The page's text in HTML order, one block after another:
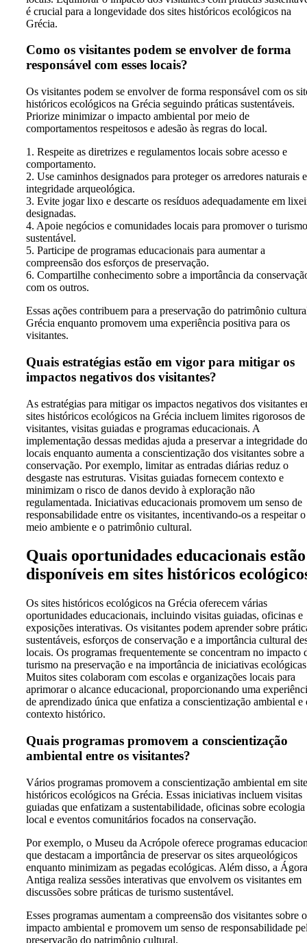
é crucial para a longevidade dos sites históricos ecológicos na
Grécia.
Como os visitantes podem se envolver de forma
responsável com esses locais?
Os visitantes podem se envolver de forma responsável com os
históricos ecológicos na Grécia seguindo práticas sustentáveis.
Priorize minimizar o impacto ambiental por meio de
comportamentos respeitosos e adesão às regras do local.
1. Respeite as diretrizes e regulamentos locais sobre acesso e
comportamento.
2. Use caminhos designados para proteger os arredores naturais
integridade arqueológica.
3. Evite jogar lixo e descarte os resíduos adequadamente em
designadas.
4. Apoie negócios e comunidades locais para promover o turismo
sustentável.
5. Participe de programas educacionais para aumentar a
compreensão dos esforços de preservação.
6. Compartilhe conhecimento sobre a importância da
com os outros.
Essas ações contribuem para a preservação do patrimônio
Grécia enquanto promovem uma experiência positiva para os
visitantes.
Quais estratégias estão em vigor para mitigar os
impactos negativos dos visitantes?
As estratégias para mitigar os impactos negativos dos visitantes
sites históricos ecológicos na Grécia incluem limites rigorosos de
visitantes, visitas guiadas e programas educacionais. A
implementação dessas medidas ajuda a preservar a integridade
locais enquanto aumenta a conscientização dos visitantes sobre a
conservação. Por exemplo, limitar as entradas diárias reduz o
desgaste nas estruturas. Visitas guiadas fornecem contexto e
minimizam o risco de danos devido à exploração não
regulamentada. Iniciativas educacionais promovem um senso de
responsabilidade entre os visitantes, incentivando-os a respeitar o
meio ambiente e o patrimônio cultural.
Quais oportunidades educacionais estão
disponíveis em sites históricos
Os sites históricos ecológicos na Grécia oferecem várias
oportunidades educacionais, incluindo visitas guiadas, oficinas e
exposições interativas. Os visitantes podem aprender sobre
sustentáveis, esforços de conservação e a importância cultural
locais. Os programas frequentemente se concentram no impacto
turismo na preservação e na importância de iniciativas
Muitos sites colaboram com escolas e organizações locais para
aprimorar o alcance educacional, proporcionando uma
de aprendizado única que enfatiza a conscientização ambiental e
contexto histórico.
Quais programas promovem a conscientização
ambiental entre os visitantes?
Vários programas promovem a conscientização ambiental em
históricos ecológicos na Grécia. Essas iniciativas incluem visitas
guiadas que enfatizam a sustentabilidade, oficinas sobre ecologia
local e eventos comunitários focados na conservação.
Por exemplo, o Museu da Acrópole oferece programas
que destacam a importância de preservar os sites arqueológicos
enquanto minimizam as pegadas ecológicas. Além disso, a Ágora
Antiga realiza sessões interativas que envolvem os visitantes em
discussões sobre práticas de turismo sustentável.
Esses programas aumentam a compreensão dos visitantes sobre o
impacto ambiental e promovem um senso de responsabilidade
preservação do patrimônio cultural.